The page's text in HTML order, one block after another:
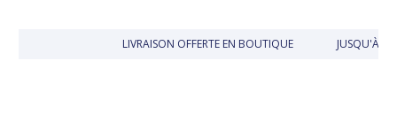
LIVRAISON OFFERTE EN BOUTIQUE JUSQU'À